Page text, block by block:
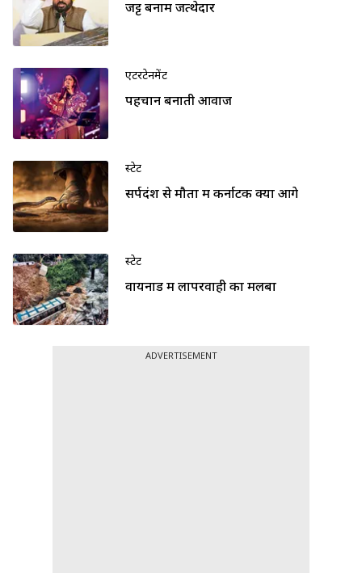
जट्ट बनाम जत्थेदार
एंटरटेनमेंट
पहचान बनाती आवाज
स्टेट
सर्पदंश से मौतों में कर्नाटक क्यों आगे
स्टेट
वायनाड में लापरवाही का मलबा
ADVERTISEMENT